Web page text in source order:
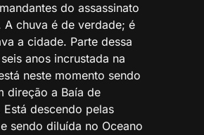
do assassinato
A chuva é de verdade; é
a cidade. Parte dessa
anos incrustada na
neste momento sendo
direção a Baía de
Está descendo pelas
sendo diluída no Oceano